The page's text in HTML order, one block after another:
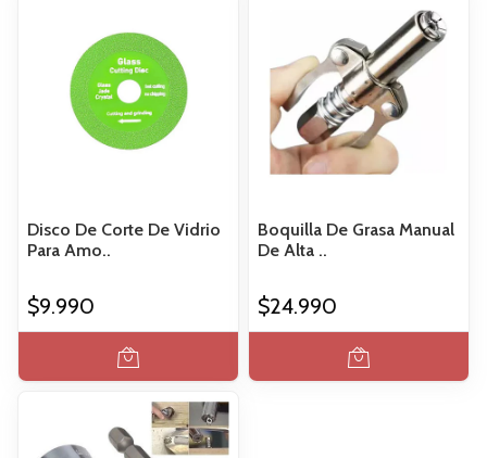
Disco De Corte De Vidrio
Para Amo..
$9.990
Boquilla De Grasa Manual
De Alta ..
$24.990